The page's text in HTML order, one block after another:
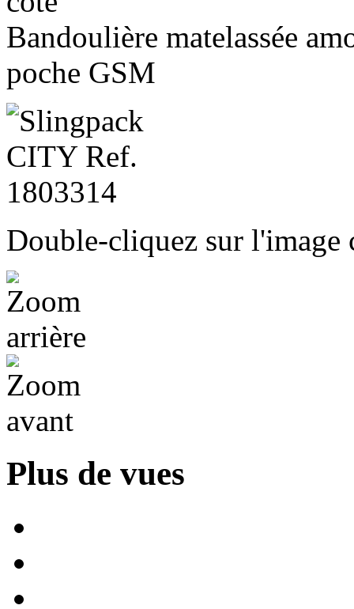
Bandoulière matelassée
poche GSM
Double-cliquez sur l'image
Plus de vues